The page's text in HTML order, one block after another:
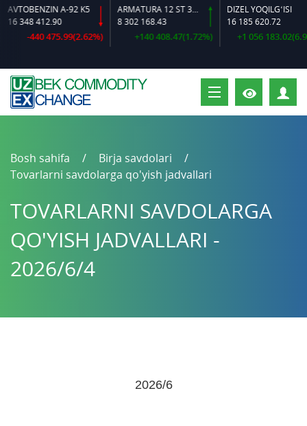
A-92 K5
348 412.90
-440 475.99(2.62%)
ARMATURA 12 ST 35 GS O‘LCHAMLI
8 302 168.43
+140 408.47(1.72%)
DIZEL YOQILG‘ISI
16 185 620.72
+1 056
Bosh sahifa
Birja savdolari
Tovarlarni savdolarga qo'yish jadvallari
TOVARLARNI SAVDOLARGA
QO'YISH JADVALLARI -
2026/6/4
2026/6